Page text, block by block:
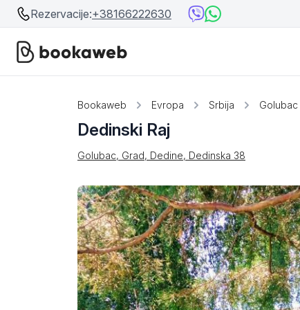
Rezervacije:+38166222630
Bosna i Hercegovina
Crna Gora
Srbija
Beograd
Niš
Srebrno jezero
Prolom Banja
Užice
Bookaweb Evropa Srbija Golubac
Dedinski Raj
Golubac, Grad, Dedine, Dedinska 38